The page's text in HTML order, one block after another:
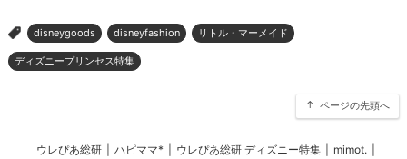
> disneygoods disneyfashion リトル・マーメイド
ディズニープリンセス特集
ページの先頭へ
ウレぴあ総研 ハピママ* ウレぴあ総研 ディズニー特集 mimot.